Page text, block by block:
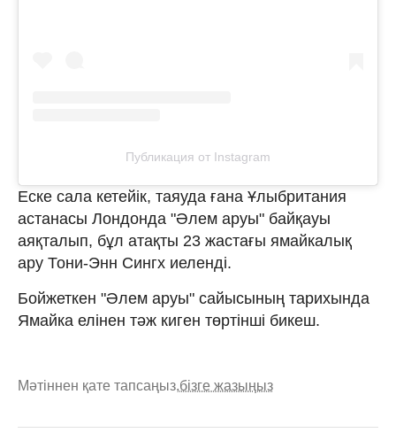
Публикация от Instagram
Еске сала кетейік, таяуда ғана Ұлыбритания
астанасы Лондонда "Әлем аруы" байқауы
аяқталып, бұл атақты 23 жастағы ямайкалық
ару Тони-Энн Сингх иеленді.
Бойжеткен "Әлем аруы" сайысының тарихында
Ямайка елінен тәж киген төртінші бикеш.
Мәтіннен қате тапсаңыз,бізге жазыңыз